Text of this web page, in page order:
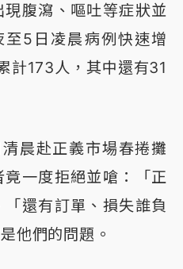
腹瀉、嘔吐等症狀並
5日凌晨病例快速增
計173人，其中還有31
晨赴正義市場春捲攤
一度拒絕並嗆：「正
還有訂單、損失誰負
他們的問題。